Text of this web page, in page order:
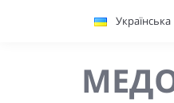
Українська